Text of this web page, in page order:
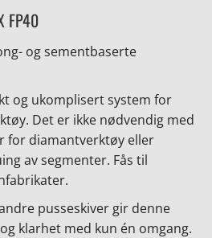
FP40
og sementbaserte
og ukomplisert system for
Det er ikke nødvendig med
for diamantverktøy eller
av segmenter. Fås til
pusseskiver gir denne
klarhet med kun én omgang.